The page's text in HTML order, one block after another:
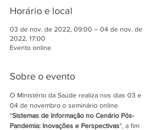
Horário e local
03 de nov. de 2022, 09:00 – 04 de nov. de
2022, 17:00
Evento online
Sobre o evento
O Ministério da Saúde realiza nos dias 03 e
04 de novembro o seminário online
"Sistemas de Informação no Cenário Pós-
Pandemia: Inovações e Perspectivas", a fim